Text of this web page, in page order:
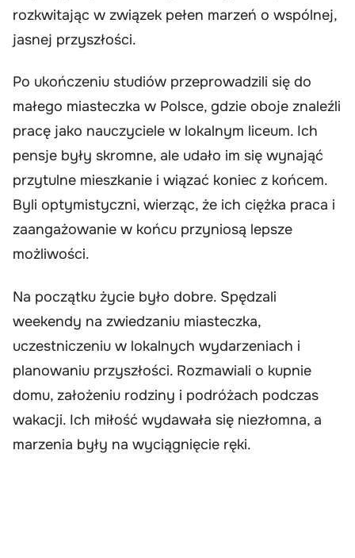
rozkwitając w związek pełen marzeń o wspólnej,
jasnej przyszłości.
Po ukończeniu studiów przeprowadzili się do
małego miasteczka w Polsce, gdzie oboje znaleźli
pracę jako nauczyciele w lokalnym liceum. Ich
pensje były skromne, ale udało im się wynająć
przytulne mieszkanie i wiązać koniec z końcem.
Byli optymistyczni, wierząc, że ich ciężka praca i
zaangażowanie w końcu przyniosą lepsze
możliwości.
Na początku życie było dobre. Spędzali
weekendy na zwiedzaniu miasteczka,
uczestniczeniu w lokalnych wydarzeniach i
planowaniu przyszłości. Rozmawiali o kupnie
domu, założeniu rodziny i podróżach podczas
wakacji. Ich miłość wydawała się niezłomna, a
marzenia były na wyciągnięcie ręki.